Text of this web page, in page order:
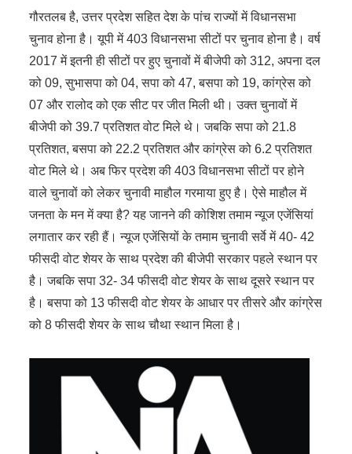
गौरतलब है, उत्तर प्रदेश सहित देश के पांच राज्यों में विधानसभा
चुनाव होना है। यूपी में 403 विधानसभा सीटों पर चुनाव होना है। वर्ष
2017 में इतनी ही सीटों पर हुए चुनावों में बीजेपी को 312, अपना दल
को 09, सुभासपा को 04, सपा को 47, बसपा को 19, कांग्रेस को
07 और रालोद को एक सीट पर जीत मिली थी। उक्त चुनावों में
बीजेपी को 39.7 प्रतिशत वोट मिले थे। जबकि सपा को 21.8
प्रतिशत, बसपा को 22.2 प्रतिशत और कांग्रेस को 6.2 प्रतिशत
वोट मिले थे। अब फिर प्रदेश की 403 विधानसभा सीटों पर होने
वाले चुनावों को लेकर चुनावी माहौल गरमाया हुए है। ऐसे माहौल में
जनता के मन में क्या है? यह जानने की कोशिश तमाम न्यूज एजेंसियां
लगातार कर रही हैं। न्यूज एजेंसियों के तमाम चुनावी सर्वे में 40- 42
फीसदी वोट शेयर के साथ प्रदेश की बीजेपी सरकार पहले स्थान पर
है। जबकि सपा 32- 34 फीसदी वोट शेयर के साथ दूसरे स्थान पर
है। बसपा को 13 फीसदी वोट शेयर के आधार पर तीसरे और कांग्रेस
को 8 फीसदी शेयर के साथ चौथा स्थान मिला है।